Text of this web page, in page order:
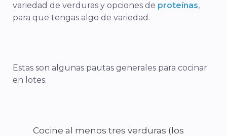
variedad de verduras y opciones de proteínas,
para que tengas algo de variedad.
Estas son algunas pautas generales para cocinar
en lotes.
Cocine al menos tres verduras (los